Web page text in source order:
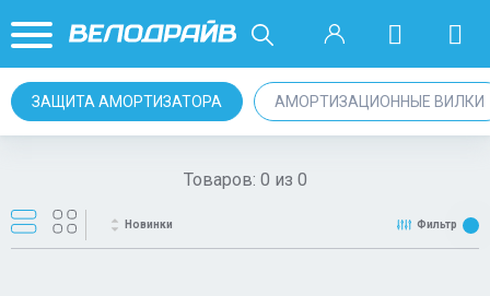
ЗАЩИТА АМОРТИЗАТОРА АМОРТИЗАЦИОННЫЕ ВИЛКИ
Товаров: 0 из 0
Новинки Фильтр